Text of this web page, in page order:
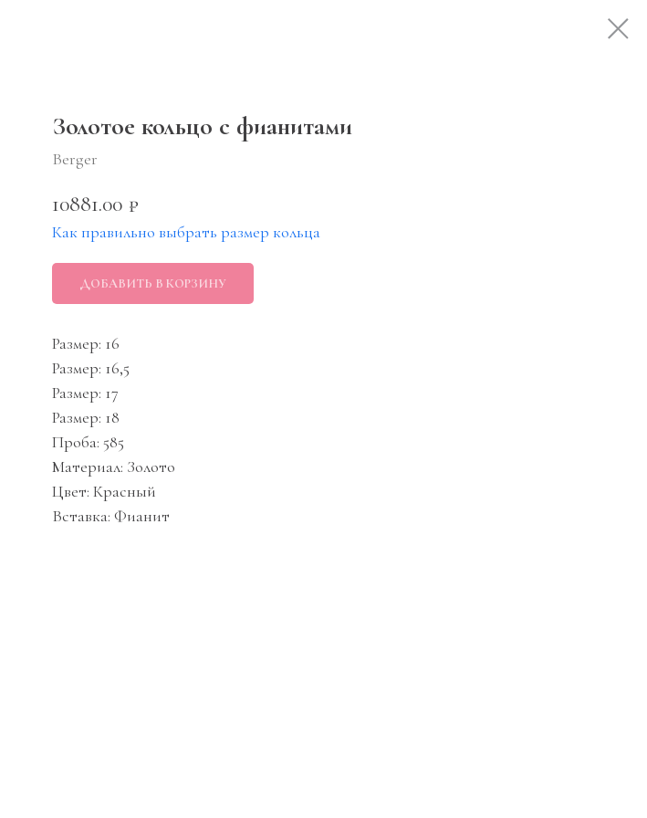
Золотое кольцо с фианитами
Berger
10881.00 ₽
Как правильно выбрать размер кольца
ДОБАВИТЬ В КОРЗИНУ
Размер: 16
Размер: 16,5
Размер: 17
Размер: 18
Проба: 585
Материал: Золото
Цвет: Красный
Вставка: Фианит